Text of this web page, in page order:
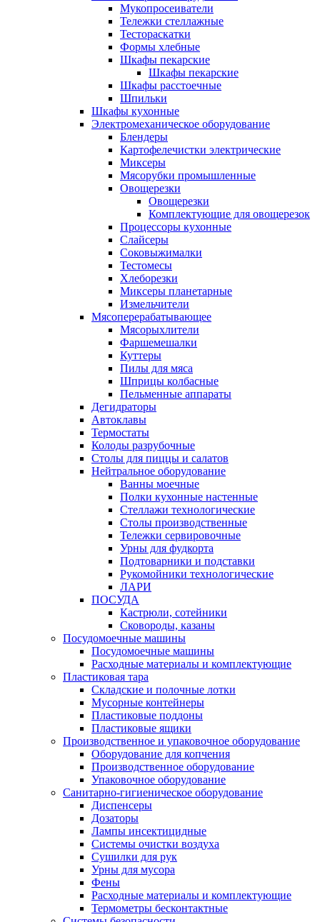
Мукопросеиватели
Тележки стеллажные
Тестораскатки
Формы хлебные
Шкафы пекарские
Шкафы пекарские
Шкафы расстоечные
Шпильки
Шкафы кухонные
Электромеханическое оборудование
Блендеры
Картофелечистки электрические
Миксеры
Мясорубки промышленные
Овощерезки
Овощерезки
Комплектующие для овощерезок
Процессоры кухонные
Слайсеры
Соковыжималки
Тестомесы
Хлеборезки
Миксеры планетарные
Измельчители
Мясоперерабатывающее
Мясорыхлители
Фаршемешалки
Куттеры
Пилы для мяса
Шприцы колбасные
Пельменные аппараты
Дегидраторы
Автоклавы
Термостаты
Колоды разрубочные
Столы для пиццы и салатов
Нейтральное оборудование
Ванны моечные
Полки кухонные настенные
Стеллажи технологические
Столы производственные
Тележки сервировочные
Урны для фудкорта
Подтоварники и подставки
Рукомойники технологические
ЛАРИ
ПОСУДА
Кастрюли, сотейники
Сковороды, казаны
Посудомоечные машины
Посудомоечные машины
Расходные материалы и комплектующие
Пластиковая тара
Складские и полочные лотки
Мусорные контейнеры
Пластиковые поддоны
Пластиковые ящики
Производственное и упаковочное оборудование
Оборудование для копчения
Производственное оборудование
Упаковочное оборудование
Санитарно-гигиеническое оборудование
Диспенсеры
Дозаторы
Лампы инсектицидные
Системы очистки воздуха
Сушилки для рук
Урны для мусора
Фены
Расходные материалы и комплектующие
Термометры бесконтактные